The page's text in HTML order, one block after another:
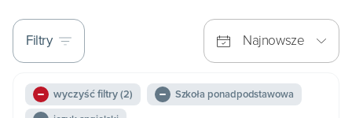
Filtry Najnowsze
wyczyść filtry(2)
Szkoła ponadpodstawowa